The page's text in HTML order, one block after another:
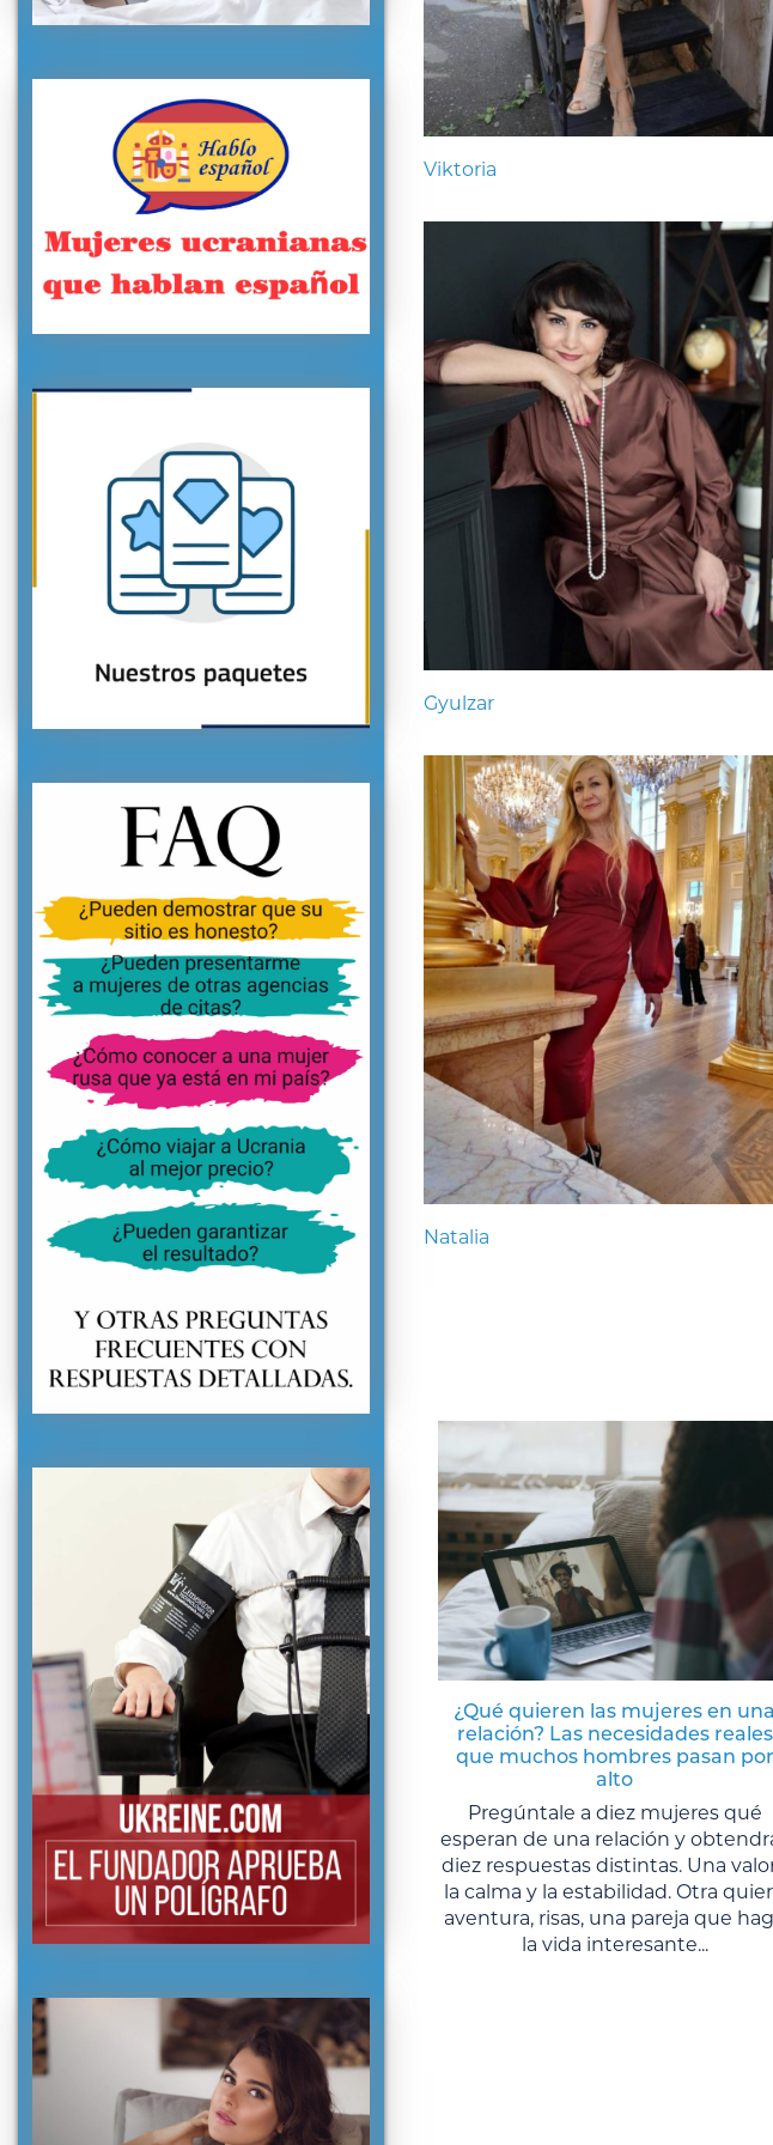
Viktoria
Gyulzar
Natalia
¿Qué quieren las mujeres en una
relación? Las necesidades reales
que muchos hombres pasan por
alto
Pregúntale a diez mujeres qué
esperan de una relación y
diez respuestas distintas. Una
la calma y la estabilidad. Otra
aventura, risas, una pareja que
la vida interesante...